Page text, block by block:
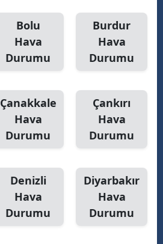
Bolu
Hava
Durumu
Burdur
Hava
Durumu
Çanakkale
Hava
Durumu
Çankırı
Hava
Durumu
Denizli
Hava
Durumu
Diyarbakır
Hava
Durumu